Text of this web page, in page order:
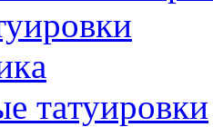
тaтуировки